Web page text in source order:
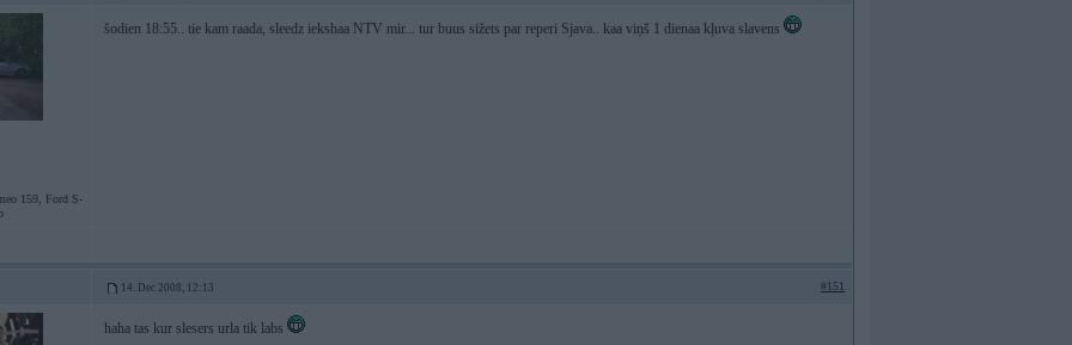
159, Ford S-
šodien 18:55.. tie kam raada, sleedz iekshaa NTV mir... tur buus sižets par reperi Sjava.. kaa viņš 1 dienaa kļuva slavens
14. Dec 2008, 12:13 #151
haha tas kur slesers urla tik labs